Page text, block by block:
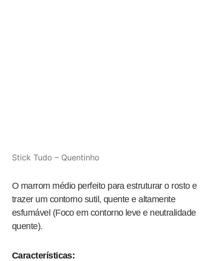
Stick Tudo – Quentinho
O marrom médio perfeito para estruturar o rosto e
trazer um contorno sutil, quente e altamente
esfumável (Foco em contorno leve e neutralidade
quente).
Características: